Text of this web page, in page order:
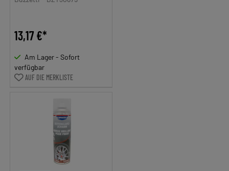
13,17 €*
Am Lager - Sofort
verfügbar
AUF DIE MERKLISTE